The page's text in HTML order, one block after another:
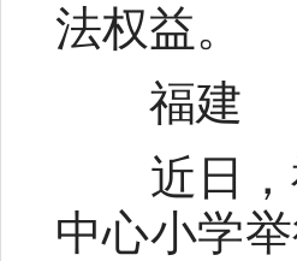
法权益。
福建
近日，福
中心小学